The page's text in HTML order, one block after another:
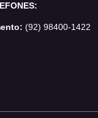
(92) 98400-1422